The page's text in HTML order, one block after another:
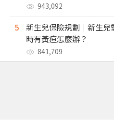
943,092
5
新生兒保險規劃｜新生
時有黃疸怎麼辦？
841,709